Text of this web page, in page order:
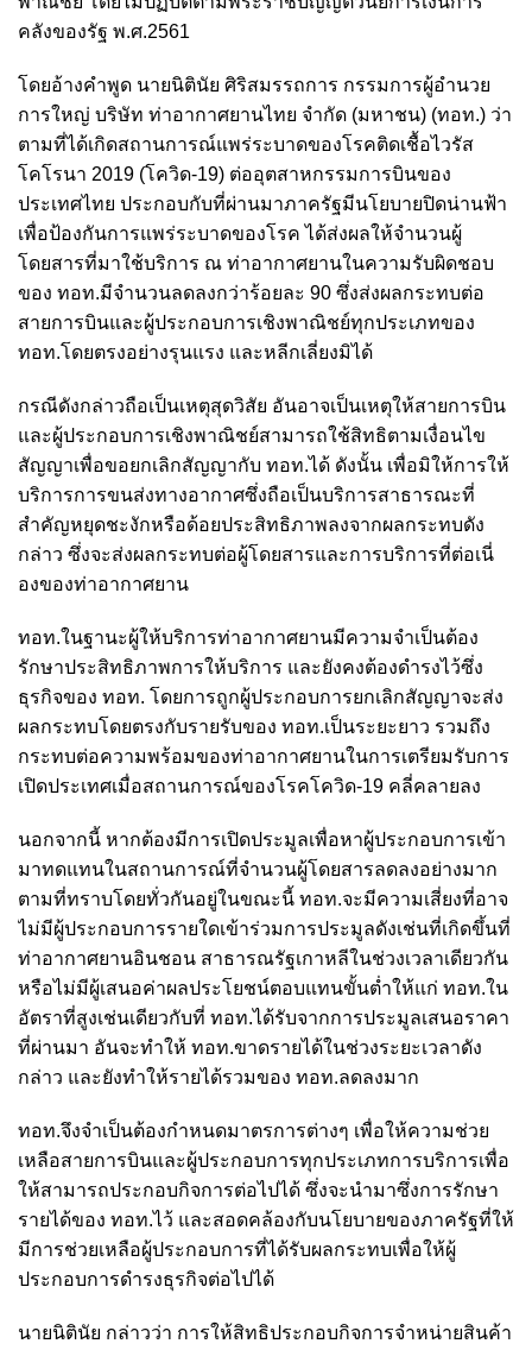
คลังของรัฐ พ.ศ.2561
โดยอ้างคำพูด นายนิตินัย ศิริสมรรถการ กรรมการผู้อำนวย
การใหญ่ บริษัท ท่าอากาศยานไทย จำกัด (มหาชน) (ทอท.) ว่า
ตามที่ได้เกิดสถานการณ์แพร่ระบาดของโรคติดเชื้อไวรัส
โคโรนา 2019 (โควิด-19) ต่ออุตสาหกรรมการบินของ
ประเทศไทย ประกอบกับที่ผ่านมาภาครัฐมีนโยบายปิดน่านฟ้า
เพื่อป้องกันการแพร่ระบาดของโรค ได้ส่งผลให้จำนวนผู้
โดยสารที่มาใช้บริการ ณ ท่าอากาศยานในความรับผิดชอบ
ของ ทอท.มีจำนวนลดลงกว่าร้อยละ 90 ซึ่งส่งผลกระทบต่อ
สายการบินและผู้ประกอบการเชิงพาณิชย์ทุกประเภทของ
ทอท.โดยตรงอย่างรุนแรง และหลีกเลี่ยงมิได้
กรณีดังกล่าวถือเป็นเหตุสุดวิสัย อันอาจเป็นเหตุให้สายการบิน
และผู้ประกอบการเชิงพาณิชย์สามารถใช้สิทธิตามเงื่อนไข
สัญญาเพื่อขอยกเลิกสัญญากับ ทอท.ได้ ดังนั้น เพื่อมิให้การให้
บริการการขนส่งทางอากาศซึ่งถือเป็นบริการสาธารณะที่
สำคัญหยุดชะงักหรือด้อยประสิทธิภาพลงจากผลกระทบดัง
กล่าว ซึ่งจะส่งผลกระทบต่อผู้โดยสารและการบริการที่ต่อเนี่
องของท่าอากาศยาน
ทอท.ในฐานะผู้ให้บริการท่าอากาศยานมีความจำเป็นต้อง
รักษาประสิทธิภาพการให้บริการ และยังคงต้องดำรงไว้ซึ่ง
ธุรกิจของ ทอท. โดยการถูกผู้ประกอบการยกเลิกสัญญาจะส่ง
ผลกระทบโดยตรงกับรายรับของ ทอท.เป็นระยะยาว รวมถึง
กระทบต่อความพร้อมของท่าอากาศยานในการเตรียมรับการ
เปิดประเทศเมื่อสถานการณ์ของโรคโควิด-19 คลี่คลายลง
นอกจากนี้ หากต้องมีการเปิดประมูลเพื่อหาผู้ประกอบการเข้า
มาทดแทนในสถานการณ์ที่จำนวนผู้โดยสารลดลงอย่างมาก
ตามที่ทราบโดยทั่วกันอยู่ในขณะนี้ ทอท.จะมีความเสี่ยงที่อาจ
ไม่มีผู้ประกอบการรายใดเข้าร่วมการประมูลดังเช่นที่เกิดขึ้นที่
ท่าอากาศยานอินชอน สาธารณรัฐเกาหลีในช่วงเวลาเดียวกัน
หรือไม่มีผู้เสนอค่าผลประโยชน์ตอบแทนขั้นต่ำให้แก่ ทอท.ใน
อัตราที่สูงเช่นเดียวกับที่ ทอท.ได้รับจากการประมูลเสนอราคา
ที่ผ่านมา อันจะทำให้ ทอท.ขาดรายได้ในช่วงระยะเวลาดัง
กล่าว และยังทำให้รายได้รวมของ ทอท.ลดลงมาก
ทอท.จึงจำเป็นต้องกำหนดมาตรการต่างๆ เพื่อให้ความช่วย
เหลือสายการบินและผู้ประกอบการทุกประเภทการบริการเพื่อ
ให้สามารถประกอบกิจการต่อไปได้ ซึ่งจะนำมาซึ่งการรักษา
รายได้ของ ทอท.ไว้ และสอดคล้องกับนโยบายของภาครัฐที่ให้
มีการช่วยเหลือผู้ประกอบการที่ได้รับผลกระทบเพื่อให้ผู้
ประกอบการดำรงธุรกิจต่อไปได้
นายนิตินัย กล่าวว่า การให้สิทธิประกอบกิจการจำหน่ายสินค้า